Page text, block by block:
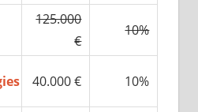
125.000
€
10%
40.000 € 10%